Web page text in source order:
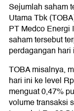
Sejumlah saham
Utama Tbk
PT Medco Energi
saham tersebut
perdagangan hari
TOBA misalnya,
hari ini ke level
menguat 0,47%
volume transaksi